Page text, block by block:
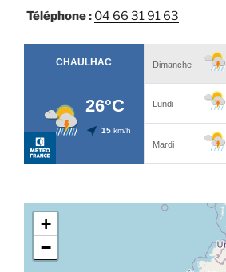
Téléphone : 04 66 31 91 63
+
−